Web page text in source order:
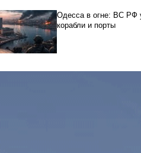
Одесса в огне: ВС РФ
корабли и порты